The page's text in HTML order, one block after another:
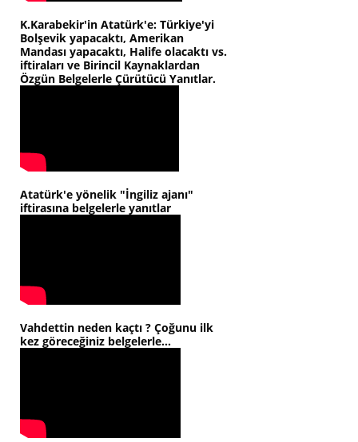
K.Karabekir'in Atatürk'e: Türkiye'yi
Bolşevik yapacaktı, Amerikan
Mandası yapacaktı, Halife olacaktı vs.
iftiraları ve Birincil Kaynaklardan
Özgün Belgelerle Çürütücü Yanıtlar.
Atatürk'e yönelik "İngiliz ajanı"
iftirasına belgelerle yanıtlar
Vahdettin neden kaçtı ? Çoğunu ilk
kez göreceğiniz belgelerle...